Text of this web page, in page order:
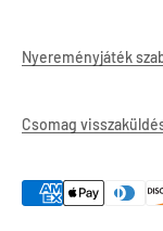
Nyereményjáték
Csomag